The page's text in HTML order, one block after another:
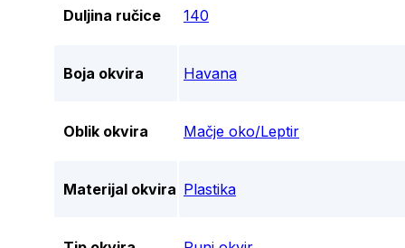
Duljina ručice 140
Boja okvira Havana
Oblik okvira Mačje oko/Leptir
Materijal okvira Plastika